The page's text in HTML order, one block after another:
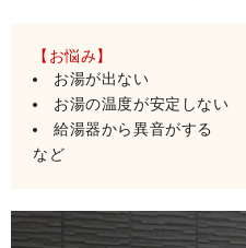
【お悩み】
お湯が出ない
お湯の温度が安定しない
給湯器から異音がする
など